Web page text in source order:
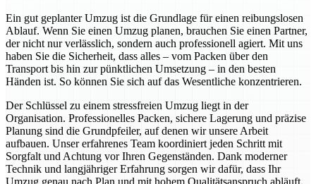
Ein gut geplanter Umzug ist die Grundlage für einen reibungslosen
Ablauf. Wenn Sie einen Umzug planen, brauchen Sie einen Partner,
der nicht nur verlässlich, sondern auch professionell agiert. Mit uns
haben Sie die Sicherheit, dass alles – vom Packen über den
Transport bis hin zur pünktlichen Umsetzung – in den besten
Händen ist. So können Sie sich auf das Wesentliche konzentrieren.
Der Schlüssel zu einem stressfreien Umzug liegt in der
Organisation. Professionelles Packen, sichere Lagerung und präzise
Planung sind die Grundpfeiler, auf denen wir unsere Arbeit
aufbauen. Unser erfahrenes Team koordiniert jeden Schritt mit
Sorgfalt und Achtung vor Ihren Gegenständen. Dank moderner
Technik und langjähriger Erfahrung sorgen wir dafür, dass Ihr
Umzug genau nach Plan und mit hohem Qualitätsanspruch abläuft.